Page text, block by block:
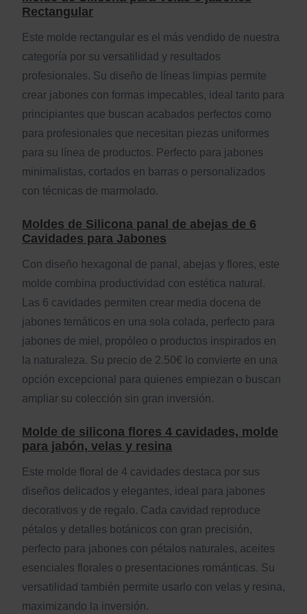
Rectangular
Este molde rectangular es el más vendido de nuestra
categoría por su versatilidad y resultados
profesionales. Su diseño de líneas limpias permite
crear jabones con formas impecables, ideal tanto para
principiantes que buscan acabados perfectos como
para profesionales que necesitan piezas uniformes
para su línea de productos. Perfecto para jabones
minimalistas, cortados en barras o personalizados
con técnicas de marmolado.
Moldes de Silicona panal de abejas de 6
Cavidades para Jabones
Con diseño hexagonal de panal, abejas y flores, este
molde combina productividad con estética natural.
Las 6 cavidades permiten crear media docena de
jabones temáticos en una sola colada, perfecto para
jabones de miel, propóleo o productos inspirados en
la naturaleza. Su precio de 2.50€ lo convierte en una
opción excepcional para quienes empiezan o buscan
ampliar su colección sin gran inversión.
Molde de silicona flores 4 cavidades, molde
para jabón, velas y resina
Este molde floral de 4 cavidades destaca por sus
diseños delicados y elegantes, ideal para jabones
decorativos y de regalo. Cada cavidad reproduce
pétalos y detalles botánicos con gran precisión,
perfecto para jabones con pétalos naturales, aceites
esenciales florales o presentaciones románticas. Su
versatilidad también permite usarlo con velas y resina,
maximizando la inversión.